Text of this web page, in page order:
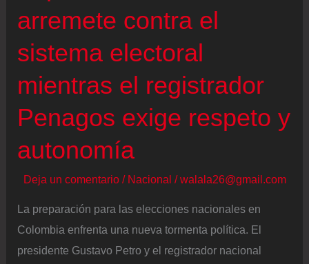
de
fraude
plena
pelea
Roy
Barreras
arremete contra el
sistema electoral
mientras el registrador
Penagos exige respeto y
autonomía
Deja un comentario / Nacional /walala26@gmail.com
La preparación para las elecciones nacionales en
Colombia enfrenta una nueva tormenta política. El
presidente Gustavo Petro y el registrador nacional